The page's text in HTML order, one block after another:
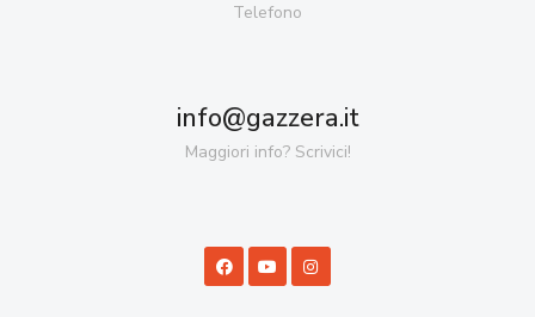
Telefono
info@gazzera.it
Maggiori info? Scrivici!